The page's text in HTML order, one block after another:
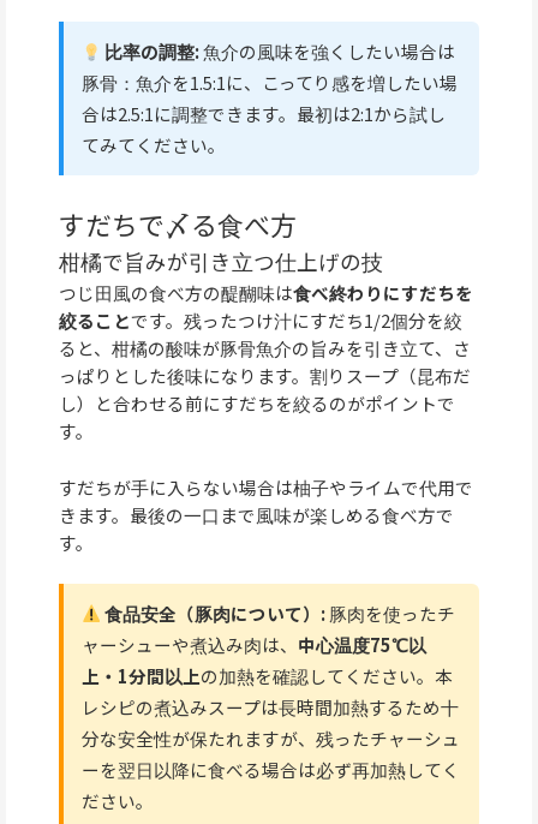
比率の調整:魚介の風味を強くしたい場合は
豚骨：魚介を1.5:1に、こってり感を増したい場
合は2.5:1に調整できます。最初は2:1から試し
てみてください。
すだちで〆る食べ方
柑橘で旨みが引き立つ仕上げの技
つじ田風の食べ方の醍醐味は食べ終わりにすだちを
絞ることです。残ったつけ汁にすだち1/2個分を絞
ると、柑橘の酸味が豚骨魚介の旨みを引き立て、さ
っぱりとした後味になります。割りスープ（昆布だ
し）と合わせる前にすだちを絞るのがポイントで
す。
すだちが手に入らない場合は柚子やライムで代用で
きます。最後の一口まで風味が楽しめる食べ方で
す。
食品安全（豚肉について）:豚肉を使ったチ
ャーシューや煮込み肉は、 中心温度75℃以
上・1分間以上の加熱を確認してください。本
レシピの煮込みスープは長時間加熱するため十
分な安全性が保たれますが、残ったチャーシュ
ーを翌日以降に食べる場合は必ず再加熱してく
ださい。